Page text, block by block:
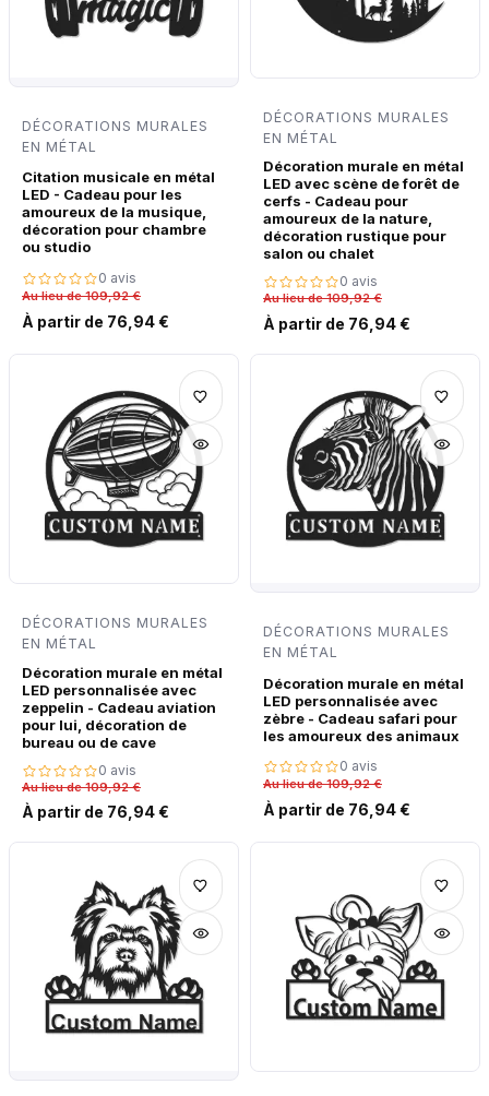
DÉCORATIONS MURALES
EN MÉTAL
Citation musicale en métal
LED - Cadeau pour les
amoureux de la musique,
décoration pour chambre
ou studio
0 avis
Au lieu de 109,92 €
À partir de 76,94 €
DÉCORATIONS MURALES
EN MÉTAL
Décoration murale en métal
LED avec scène de forêt de
cerfs - Cadeau pour
amoureux de la nature,
décoration rustique pour
salon ou chalet
0 avis
Au lieu de 109,92 €
À partir de 76,94 €
DÉCORATIONS MURALES
EN MÉTAL
Décoration murale en métal
LED personnalisée avec
zeppelin - Cadeau aviation
pour lui, décoration de
bureau ou de cave
0 avis
Au lieu de 109,92 €
À partir de 76,94 €
DÉCORATIONS MURALES
EN MÉTAL
Décoration murale en métal
LED personnalisée avec
zèbre - Cadeau safari pour
les amoureux des animaux
0 avis
Au lieu de 109,92 €
À partir de 76,94 €